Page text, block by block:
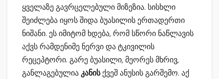
ყველაზე გავრცელებული მიზეზია. სისხლი
შეიძლება იყოს შიდა ბუასილის ერთადერთი
ნიშანი. ეს იმიტომ ხდება, რომ სწორი ნაწლავის
აქვს რამდენიმე ნერვი და ტკივილის
რეცეპტორი. გარე ბუასილი, მეორეს მხრივ,
განლაგებულიაკანისქვეშ ანუსის გარშემო. აქ